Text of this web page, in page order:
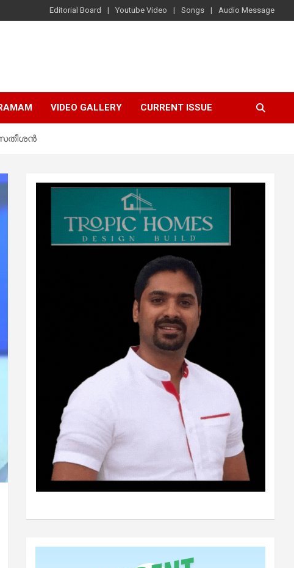
Editorial Board Youtube Video Songs Audio Message
VIDEO GALLERY CURRENT ISSUE
സതീശൻ